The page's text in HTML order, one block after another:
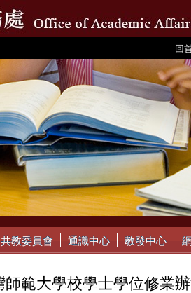
回
共教委員會 通識中心 教發中心
師範大學校學士學位修業